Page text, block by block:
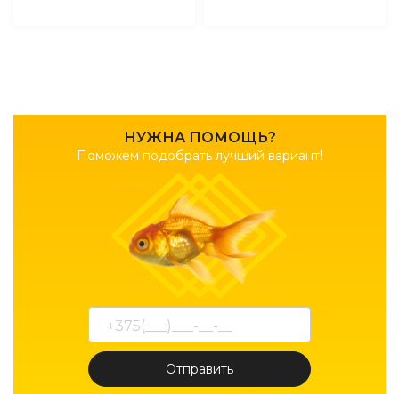
НУЖНА ПОМОЩЬ?
Поможем подобрать лучший вариант!
Отправить